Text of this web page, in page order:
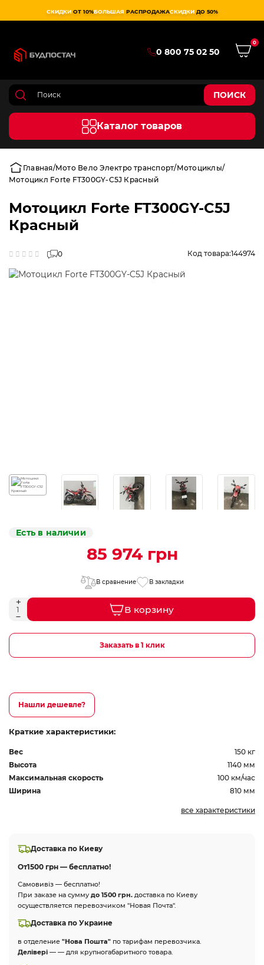
СКИДКИ ОТ 10%БОЛЬШАЯ РАСПРОДАЖАСКИДКИ ДО 50%
0 800 75 02 50
0
ПОИСК
Каталог товаров
Главная Мото Вело Электро транспорт Мотоциклы
Мотоцикл Forte FT300GY-C5J Красный
Мотоцикл Forte FT300GY-C5J
Красный
0 Код товара:144974
Есть в наличии
85 974 грн
В сравнение В закладки
В корзину
Заказать в 1 клик
Нашли дешевле?
Краткие характеристики:
Вес
150 кг
Высота
1140 мм
Максимальная скорость
100 км/час
Ширина
810 мм
все характеристики
Доставка по Киеву
От1500 грн — бесплатно!
Самовивіз — бесплатно!
При заказе на сумму до 1500 грн. доставка по Киеву
осуществляется перевозчиком "Новая Почта".
Доставка по Украине
в отделение "Нова Пошта" по тарифам перевозчика.
Делівері — — для крупногабаритного товара.